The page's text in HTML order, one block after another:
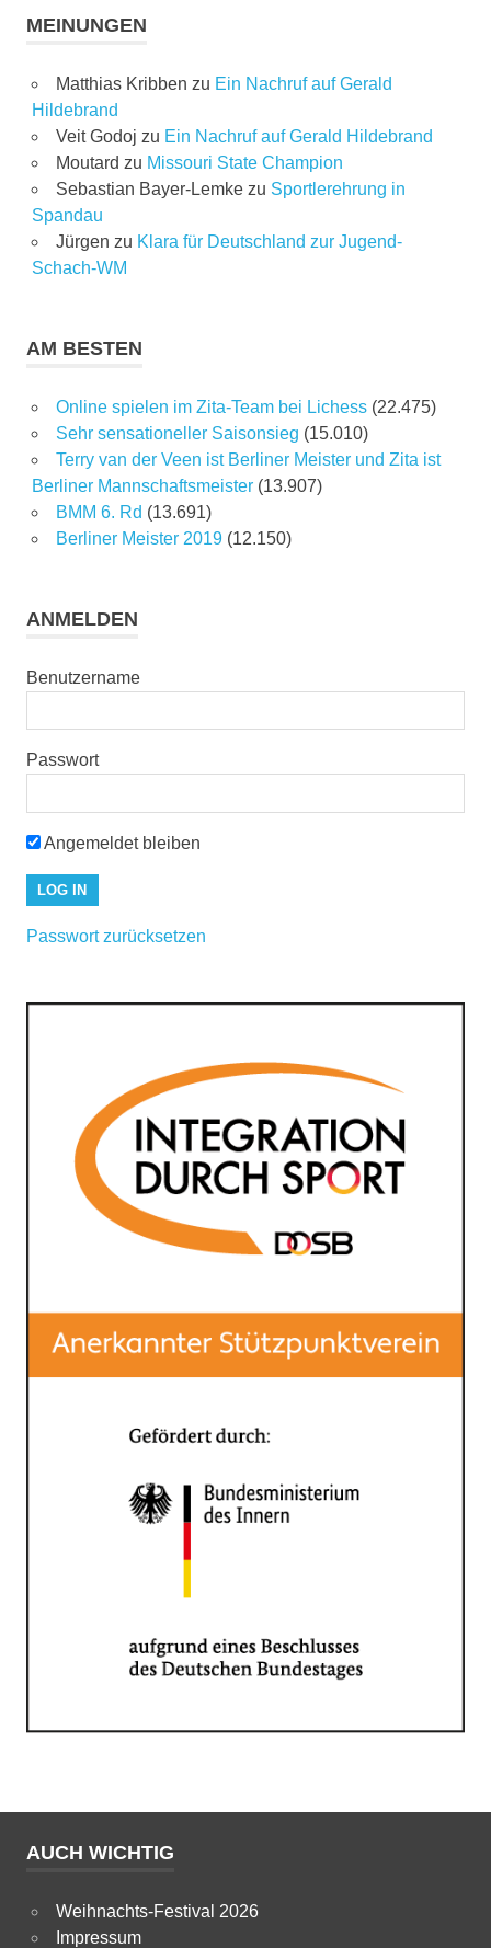
MEINUNGEN
Matthias Kribben zu Ein Nachruf auf Gerald
Hildebrand
Veit Godoj zu Ein Nachruf auf Gerald Hildebrand
Moutard zu Missouri State Champion
Sebastian Bayer-Lemkezu Sportlerehrung in
Spandau
Jürgen zu Klara für Deutschland zur Jugend-
Schach-WM
AM BESTEN
Online spielen im Zita-Team bei Lichess (22.475)
Sehr sensationeller Saisonsieg (15.010)
Terry van der Veen ist Berliner Meister und Zita ist
Berliner Mannschaftsmeister (13.907)
BMM 6. Rd (13.691)
Berliner Meister 2019 (12.150)
ANMELDEN
Benutzername
Passwort
Angemeldet bleiben
Passwort zurücksetzen
AUCH WICHTIG
Weihnachts-Festival 2026
Impressum